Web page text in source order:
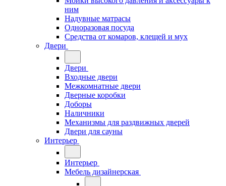
ним
Надувные матрасы
Одноразовая посуда
Средства от комаров, клещей и мух
Двери
Двери
Входные двери
Межкомнатные двери
Дверные коробки
Доборы
Наличники
Механизмы для раздвижных дверей
Двери для сауны
Интерьер
Интерьер
Мебель дизайнерская